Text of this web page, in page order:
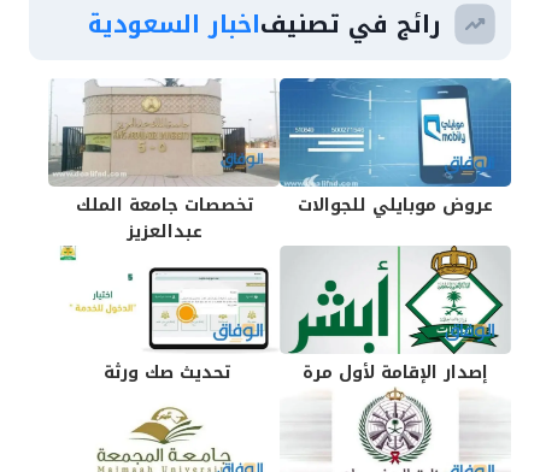
رائج في تصنيفاخبار السعودية
عروض موبايلي للجوالات
تخصصات جامعة الملك
عبدالعزيز
إصدار الإقامة لأول مرة تحديث صك ورثة